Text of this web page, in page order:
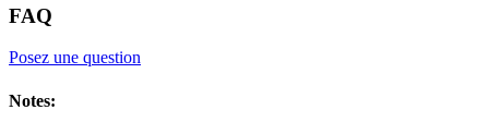
FAQ
Posez une question
Notes: